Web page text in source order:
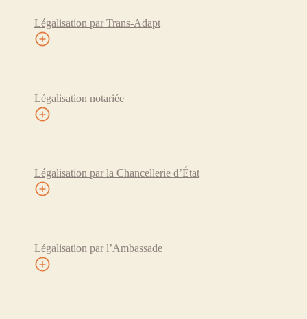
Légalisation par Trans-Adapt
Légalisation notariée
Légalisation par la Chancellerie d’État
Légalisation par l’Ambassade